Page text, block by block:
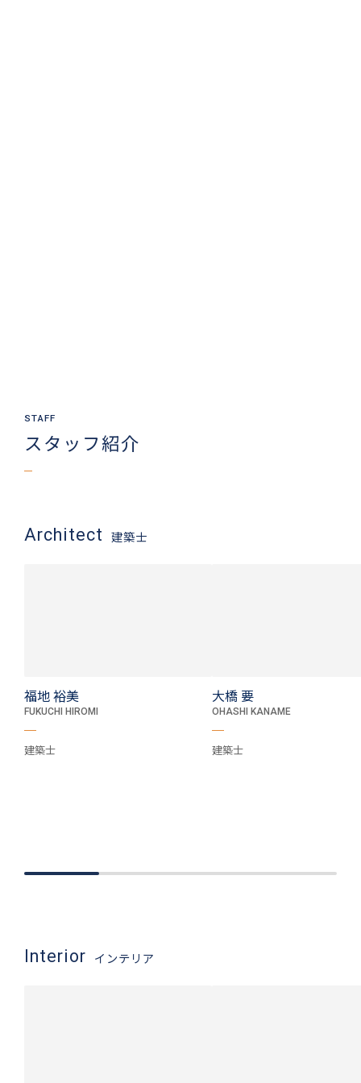
スタッフ紹介
Architect 建築士
福地 裕美
FUKUCHI HIROMI
建築士
大橋 要
OHASHI KANAME
建築士
Interior インテリア